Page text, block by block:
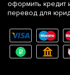
оформить кредит
перевод для